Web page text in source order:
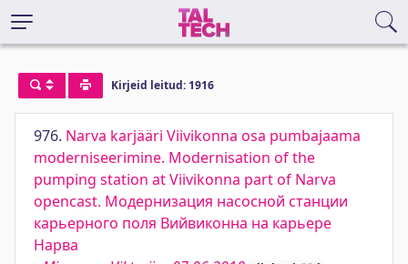
Kirjeid leitud: 1916
976. Narva karjääri Viivikonna osa pumbajaama
moderniseerimine. Modernisation of the
pumping station at Viivikonna part of Narva
opencast. Модернизация насосной станции
карьерного поля Вийвиконна на карьере
Нарва